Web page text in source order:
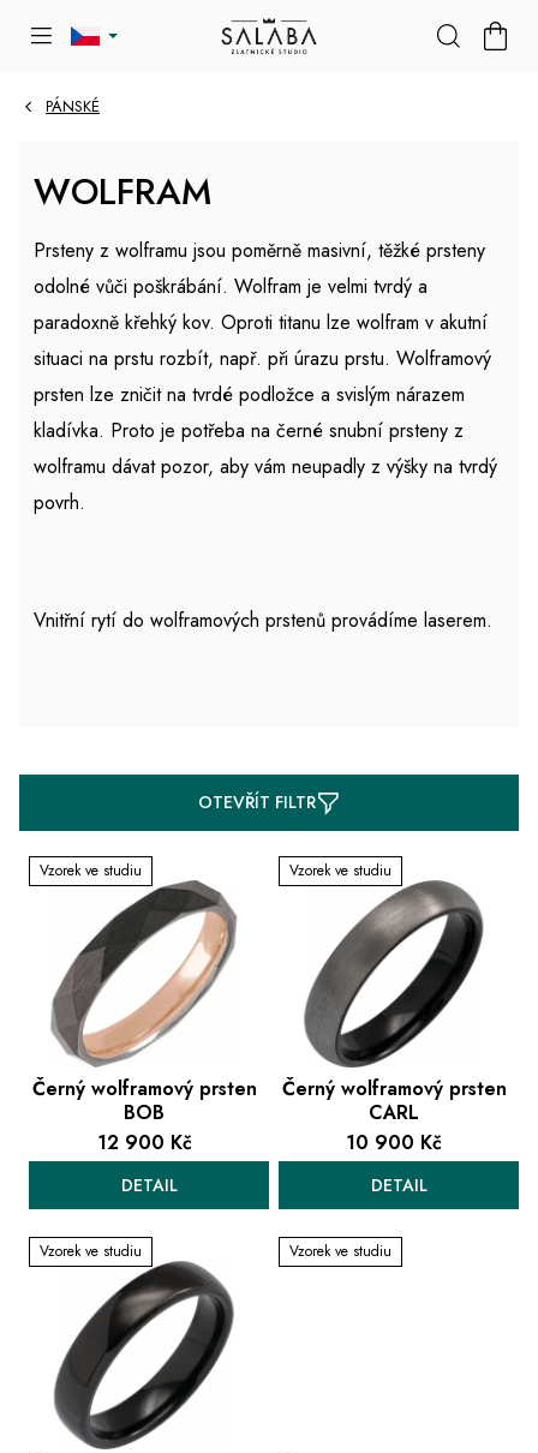
PÁNSKÉ
WOLFRAM
Prsteny z wolframu jsou poměrně masivní, těžké prsteny
odolné vůči poškrábání. Wolfram je velmi tvrdý a
paradoxně křehký kov. Oproti titanu lze wolfram v akutní
situaci na prstu rozbít, např. při úrazu prstu. Wolframový
prsten lze zničit na tvrdé podložce a svislým nárazem
kladívka. Proto je potřeba na černé snubní prsteny z
wolframu dávat pozor, aby vám neupadly z výšky na tvrdý
povrh.
Vnitřní rytí do wolframových prstenů provádíme laserem.
OTEVŘÍT FILTR
p
Vzorek ve studiu
Černý wolframový prsten
BOB
12 900 Kč
DETAIL
Vzorek ve studiu
Černý wolframový prsten
CARL
10 900 Kč
DETAIL
Vzorek ve studiu Vzorek ve studiu